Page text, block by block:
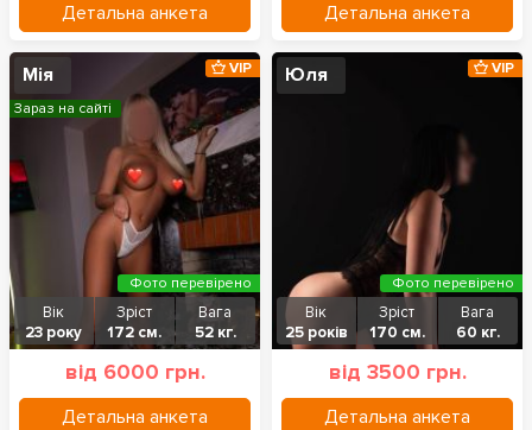
Детальна анкета Детальна анкета
Мія
Вік
23 року
Зріст
172 см.
Вага
52 кг.
від 6000 грн.
Детальна анкета
VIP
Зараз на сайті
Фото перевірено
Юля
Вік
25 років
Зріст
170 см.
Вага
60 кг.
від 3500 грн.
Детальна анкета
VIP
Фото перевірено